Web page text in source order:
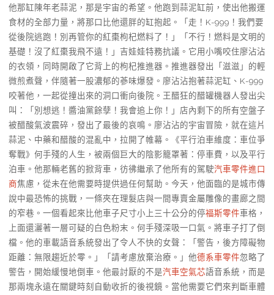
他那缸陳年老蒜泥，那是宇宙的希望。他跑到蒜泥缸前，使出他搬運
食材的全部力量，將那口比他還胖的缸抱起。「走！K-999！我們要
從後院逃跑！別再管你的紅棗枸杞燃料了！」「不行！燃料是文明的
基礎！沒了紅棗我飛不遠！」吉娃娃特務抗議。它用小嘴咬住廖沾沾
的衣領，同時開啟了它背上的枸杞推進器。推進器發出「滋滋」的輕
微煎煮聲，伴隨著一股濃郁的蔘味爆發。廖沾沾抱著蒜泥缸、K-999
咬著他，一起從撞出來的洞口衝向後院。王醋狂的醋罐機器人發出尖
叫：「別想逃！醬油黨餘孽！我會追上你！」店內剩下的所有空盤子
被醋酸氣波震碎，發出了最後的哀鳴。廖沾沾的宇宙冒險，就在這片
蒜泥、中藥和醋酸的混亂中，拉開了帷幕。《平行泊車維度：車位爭
奪戰》何手殘的人生，被兩個巨大的陰影籠罩著：停車費，以及平行
泊車。他那輛老舊的掀背車，彷彿繼承了他所有的駕駛汽車零件進口
商焦慮，從未在他需要時提供過任何幫助。今天，他面臨的是城市傳
說中最恐怖的挑戰，一條夾在理髮店與一間專賣金屬雕像的畫廊之間
的窄巷。一個看起來比他車子尺寸小上三十公分的停福斯零件車格，
上面還灑著一層可疑的白色粉末。何手殘深吸一口氣。將車子打了倒
檔。他的車載語音系統發出了令人不快的女聲：「警告，後方障礙物
距離：無限趨近於零。」「請考慮放棄治療。」他德系車零件忽略了
警告，開始緩慢地倒車。他最討厭的不是汽車空氣芯語音系統，而是
那兩塊永遠在關鍵時刻自動收折的後視鏡。當他需要它們來判斷車體